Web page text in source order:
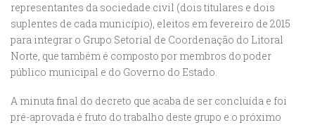
representantes da sociedade civil (dois titulares e dois
suplentes de cada município), eleitos em fevereiro de 2015
para integrar o Grupo Setorial de Coordenação do Litoral
Norte, que também é composto por membros do poder
público municipal e do Governo do Estado.
A minuta final do decreto que acaba de ser concluída e foi
pré-aprovada é fruto do trabalho deste grupo e o próximo